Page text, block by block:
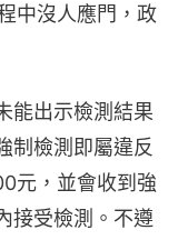
中沒人應門，政
能出示檢測結果
制檢測即屬違反
元，並會收到強
接受檢測。不遵